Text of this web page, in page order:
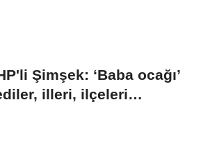
Şimşek: ‘Baba ocağı’
illeri, ilçeleri